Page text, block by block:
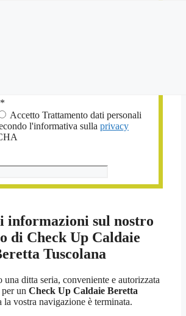
*
Accetto Trattamento dati personali
l'informativa sulla privacy
informazioni sul nostro
di Check Up Caldaie
Tuscolana
una ditta seria, conveniente e autorizzata
un Check Up Caldaie Beretta
la vostra navigazione è terminata.